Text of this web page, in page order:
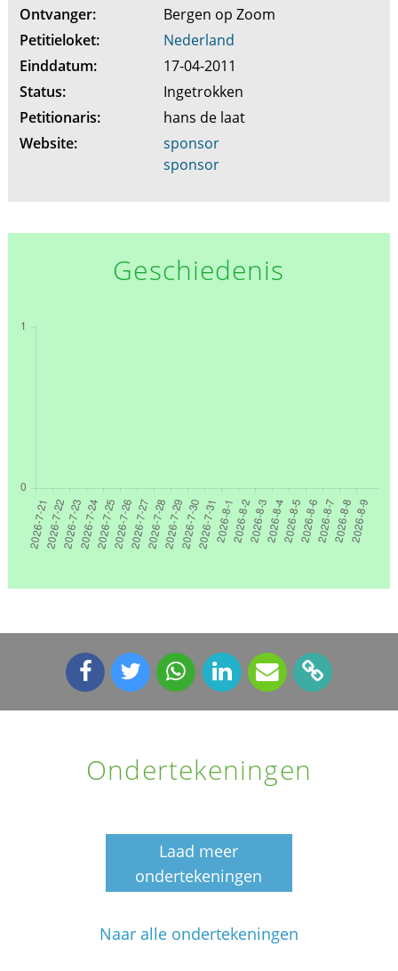
Ontvanger:
Bergen op Zoom
Petitieloket:
Nederland
Einddatum:
17-04-2011
Status:
Ingetrokken
Petitionaris:
hans de laat
Website:
sponsor
sponsor
Geschiedenis
Ondertekeningen
Laad meer
ondertekeningen
Naar alle ondertekeningen